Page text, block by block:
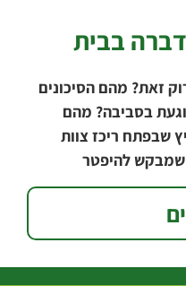
בבית
זאת? מהם הסיכונים
בסביבה? מהם
שבפתח ריכז צוות
שמבקש להיפטר